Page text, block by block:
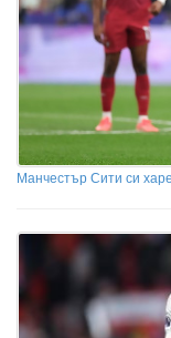
Манчестър Сити си